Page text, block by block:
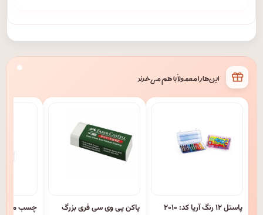
این‌ها را معمولاً با هم می‌خرند
پاستل ۱۲ رنگ آریا کد: ۲۰۱۰
پاکن پی وی سی فری بزرگ